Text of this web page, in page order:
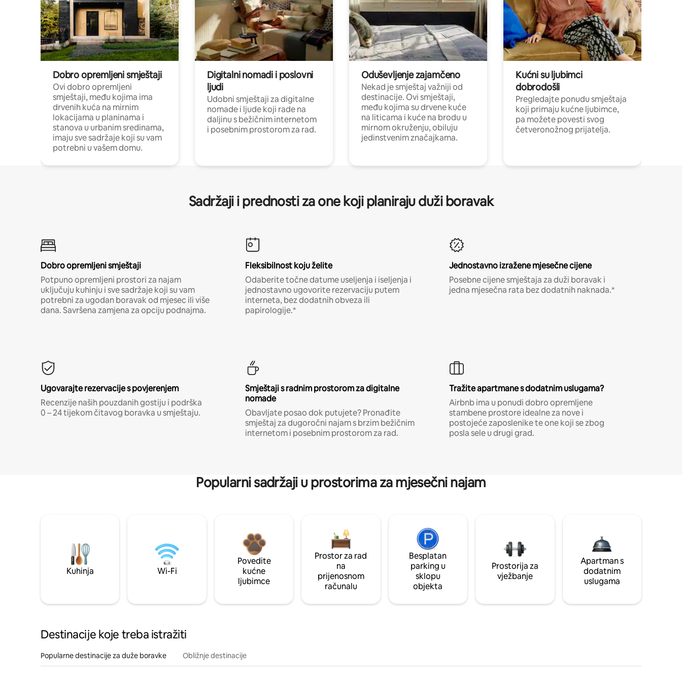
Dobro opremljeni smještaji
Ovi dobro opremljeni
smještaji, među kojima ima
drvenih kuća na mirnim
lokacijama u planinama i
stanova u urbanim sredinama,
imaju sve sadržaje koji su vam
potrebni u vašem domu.
Digitalni nomadi i poslovni
ljudi
Udobni smještaji za digitalne
nomade i ljude koji rade na
daljinu s bežičnim internetom
i posebnim prostorom za rad.
Oduševljenje zajamčeno
Nekad je smještaj važniji od
destinacije. Ovi smještaji,
među kojima su drvene kuće
na liticama i kuće na brodu u
mirnom okruženju, obiluju
jedinstvenim značajkama.
Kućni su ljubimci
dobrodošli
Pregledajte ponudu smještaja
koji primaju kućne ljubimce,
pa možete povesti svog
četveronožnog prijatelja.
Sadržaji i prednosti za one koji planiraju duži boravak
Dobro opremljeni smještaji
Potpuno opremljeni prostori za najam
uključuju kuhinju i sve sadržaje koji su vam
potrebni za ugodan boravak od mjesec ili više
dana. Savršena zamjena za opciju podnajma.
Fleksibilnost koju želite
Odaberite točne datume useljenja i iseljenja i
jednostavno ugovorite rezervaciju putem
interneta, bez dodatnih obveza ili
papirologije.*
Jednostavno izražene mjesečne cijene
Posebne cijene smještaja za duži boravak i
jedna mjesečna rata bez dodatnih naknada.*
Ugovarajte rezervacije s povjerenjem
Recenzije naših pouzdanih gostiju i podrška
0 – 24 tijekom čitavog boravka u smještaju.
Smještaji s radnim prostorom za digitalne
nomade
Obavljate posao dok putujete? Pronađite
smještaj za dugoročni najam s brzim bežičnim
internetom i posebnim prostorom za rad.
Tražite apartmane s dodatnim uslugama?
Airbnb ima u ponudi dobro opremljene
stambene prostore idealne za nove i
postojeće zaposlenike te one koji se zbog
posla sele u drugi grad.
Popularni sadržaji u prostorima za mjesečni najam
Kuhinja Wi-Fi
Povedite
kućne
ljubimce
Prostor za rad
na
prijenosnom
računalu
Besplatan
parking u
sklopu
objekta
Prostorija za
vježbanje
Apartman s
dodatnim
uslugama
Destinacije koje treba istražiti
Popularne destinacije za duže boravke Obližnje destinacije